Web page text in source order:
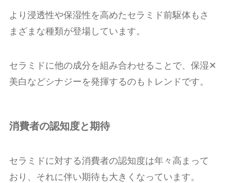
より浸透性や保湿性を高めたセラミド前駆体もさ
まざまな種類が登場しています。
セラミドに他の成分を組み合わせることで、保湿✕
美白などシナジーを発揮するのもトレンドです。
消費者の認知度と期待
セラミドに対する消費者の認知度は年々高まって
おり、それに伴い期待も大きくなっています。